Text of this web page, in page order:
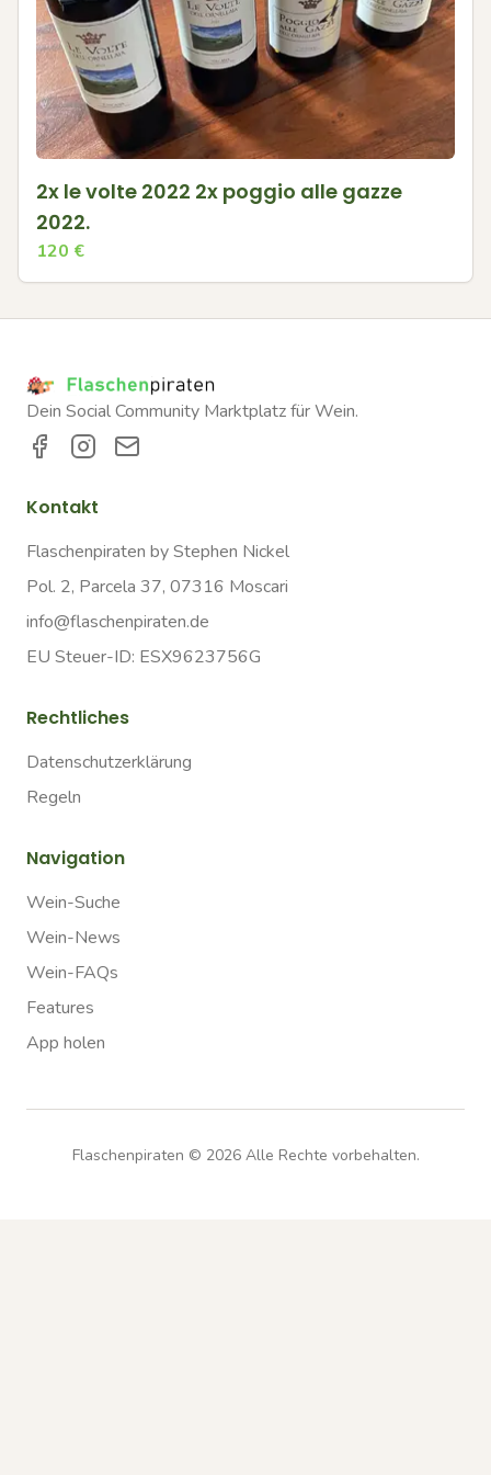
2x le volte 2022 2x poggio alle gazze
2022.
120 €
Dein Social Community Marktplatz für Wein.
Kontakt
Flaschenpiraten by Stephen Nickel
Pol. 2, Parcela 37, 07316 Moscari
info@flaschenpiraten.de
EU Steuer-ID: ESX9623756G
Rechtliches
Datenschutzerklärung
Regeln
Navigation
Wein-Suche
Wein-News
Wein-FAQs
Features
App holen
Flaschenpiraten © 2026Alle Rechte vorbehalten.